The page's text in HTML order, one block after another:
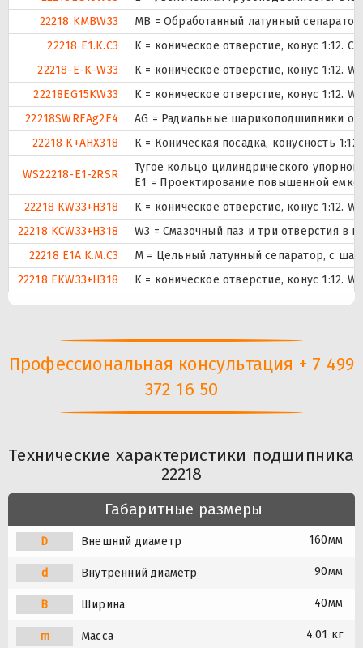
22218 KMBW33
MB = Обработанный латунный
22218 E1.K.C3
K = коническое отверстие, конус 1:12.
22218-E-K-W33
K = коническое отверстие, конус 1:12.
22218EG15KW33
K = коническое отверстие, конус 1:12.
22218SWREAg2E4
AG = Радиальные шарикоподшипники
22218 K+AHX318
К = Коническая посадка, конусность 1:12.
WS22218-E1-2RSR
Тугое кольцо цилиндрического
E1 = Проектирование повышенной
22218 KW33+H318
K = коническое отверстие, конус 1:12.
22218 KCW33+H318
W3 = Смазочный паз и три отверстия в
22218 E1A.K.M.C3
M = Цельный латунный сепаратор, с
22218 EKW33+H318
K = коническое отверстие, конус 1:12.
Профессиональная консультация + 7 499
372 16 50
Технические характеристики подшипника
22218
Габаритные размеры
D Внешний диаметр 160мм
d Внутренний диаметр 90мм
B Ширина 40мм
m Масса 4.01 кг